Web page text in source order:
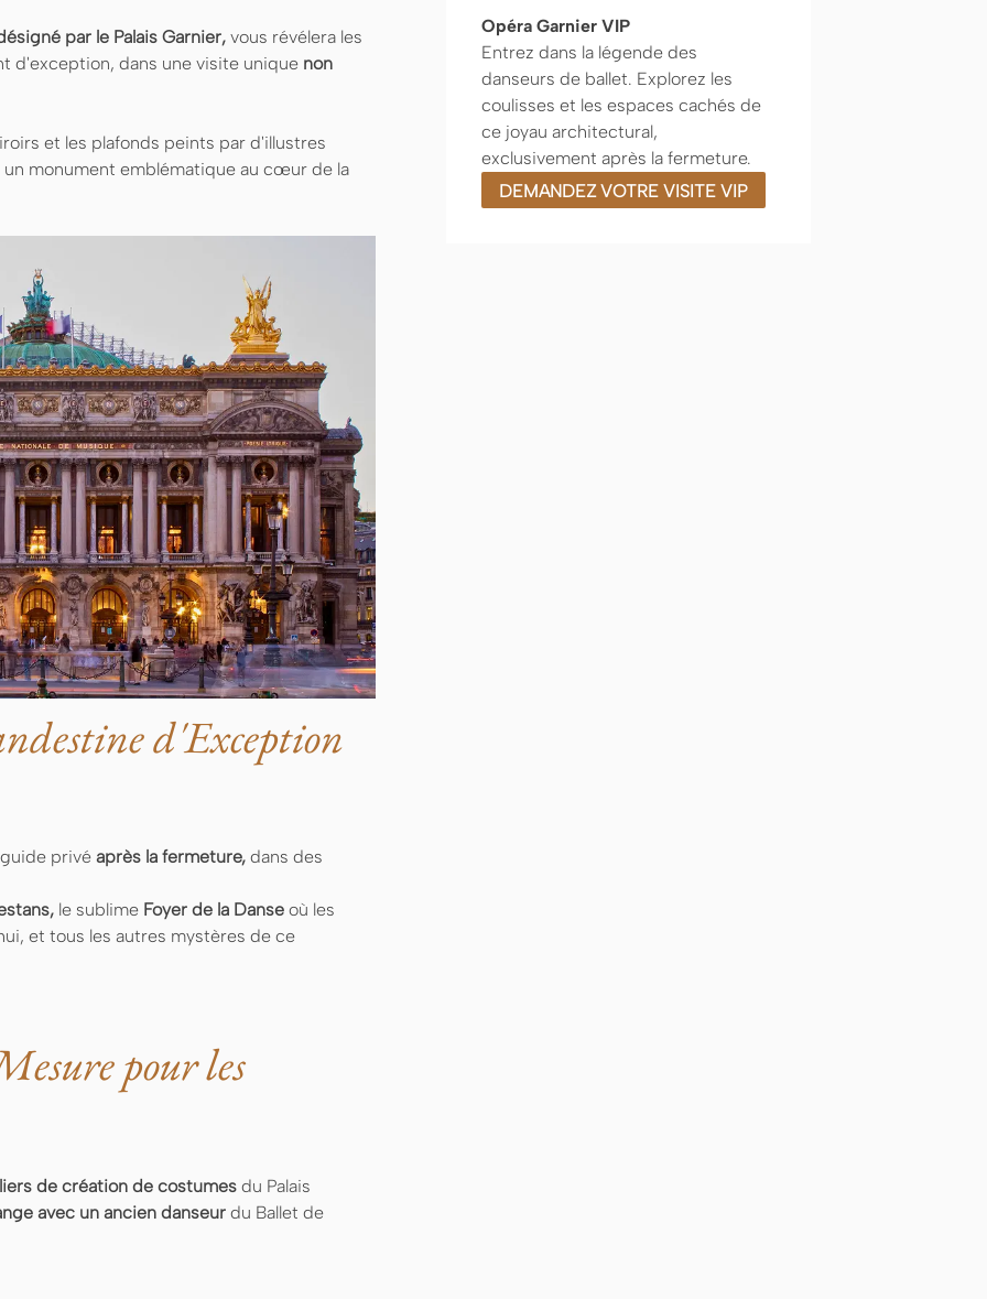
par le Palais Garnier, vous révélera les
d'exception, dans une visite unique non
et les plafonds peints par d'illustres
monument emblématique au cœur de la
d'Exception
privé après la fermeture, dans des
le sublime Foyer de la Danse où les
et tous les autres mystères de ce
pour les
de création de costumes du Palais
avec un ancien danseur du Ballet de
Opéra Garnier VIP
Entrez dans la légende des
danseurs de ballet. Explorez les
coulisses et les espaces cachés de
ce joyau architectural,
exclusivement après la fermeture.
DEMANDEZ VOTRE VISITE VIP